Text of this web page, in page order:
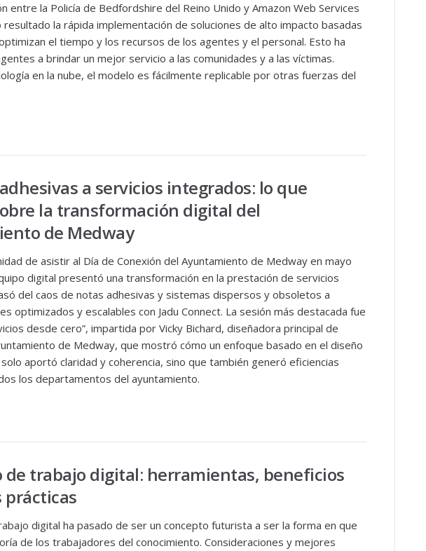
entre la Policía de Bedfordshire del Reino Unido y Amazon Web Services
resultado la rápida implementación de soluciones de alto impacto basadas
el tiempo y los recursos de los agentes y el personal. Esto ha
a brindar un mejor servicio a las comunidades y a las víctimas.
en la nube, el modelo es fácilmente replicable por otras fuerzas del
a servicios integrados: lo que
la transformación digital del
de Medway
de asistir al Día de Conexión del Ayuntamiento de Medway en mayo
digital presentó una transformación en la prestación de servicios
del caos de notas adhesivas y sistemas dispersos y obsoletos a
optimizados y escalables con Jadu Connect. La sesión más destacada fue
desde cero”, impartida por Vicky Bichard, diseñadora principal de
de Medway, que mostró cómo un enfoque basado en el diseño
aportó claridad y coherencia, sino que también generó eficiencias
los departamentos del ayuntamiento.
de trabajo digital: herramientas, beneficios
prácticas
digital ha pasado de ser un concepto futurista a ser la forma en que
de los trabajadores del conocimiento. Consideraciones y mejores